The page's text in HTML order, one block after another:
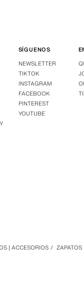
SÍGUENOS
NEWSLETTER
TIKTOK
INSTAGRAM
FACEBOOK
PINTEREST
YOUTUBE
| ACCESORIOS / ZAPATOS